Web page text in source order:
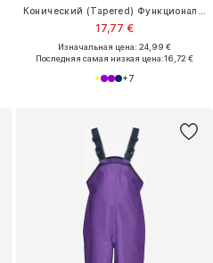
17,77 €
Изначальная цена: 24,99 €
Последняя самая низкая цена:16,72 €
+7